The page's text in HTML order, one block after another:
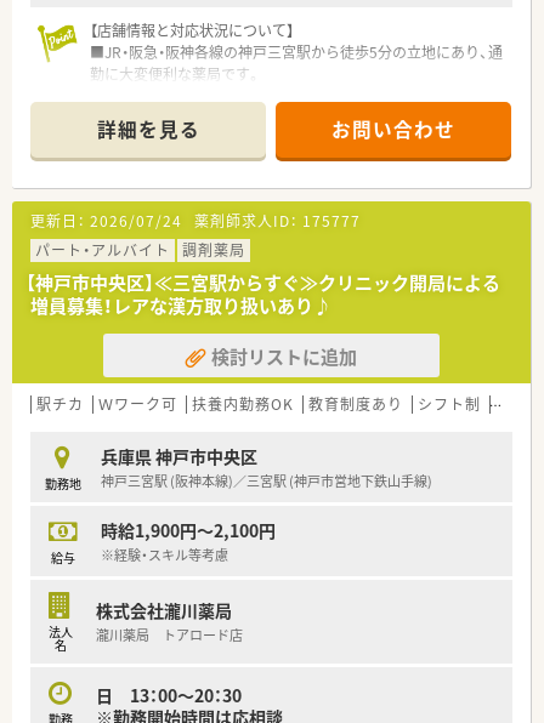
【店舗情報と対応状況について】
■JR・阪急・阪神各線の神戸三宮駅から徒歩5分の立地にあり、通
勤に大変便利な薬局です。
の枚数は40枚から70枚程度です。
【背景募集と求める人材像について】
■処方箋増加に伴い、特に忙しい夜診と土曜日をメインに勤務で
きる薬剤師様を募集。
■何よりも人柄を重視した採用方針のため、チームワークを大切
に、優しく患者様に対応できる方を歓迎します。
■成長企業で、新しい環境づくりに主体的に関わりたいという中
の前向きな考えをお持ちの方に最適です。
【こんな薬局です】
■薬局の総面積は約130平米で、待合室だけでなく休憩室も大変
広くゆとりのあるスペースを確保しています。
患者様が安心してご来局して頂けるよう、温かい雰囲気の薬局づ
■現場の薬剤師に大きな裁量権を与え、各店舗の地域特性を考慮
したサービスの提供を推進しています。
■ユヤマ製の円盤型分包機を導入するなど、業務効率と安全性を
【こんな方が活躍中】
の管理薬剤師が在籍しております。
■他の薬局で管理薬剤師の経験を持つ60代のベテランパート薬
剤師もおり、頼りになる先輩が多数在籍しております。
詳細を見る お問い合わせ
更新日： 2026/07/24 薬剤師求人ID： 175777
パート・アルバイト
調剤薬局
【神戸市中央区】≪三宮駅からすぐ≫クリニック開局による
増員募集！レアな漢方取り扱いあり♪
検討リストに追加
駅チカ Ｗワーク可 扶養内勤務OK 教育制度あり シフト制 大手
勤務地
兵庫県 神戸市中央区
神戸三宮駅 (阪神本線)／三宮駅 (神戸市営地下鉄山手線)
給与
時給1,900円～2,100円
※経験・スキル等考慮
法人
名
株式会社瀧川薬局
瀧川薬局 トアロード店
勤務
日 13：00～20：30
※勤務開始時間は応相談